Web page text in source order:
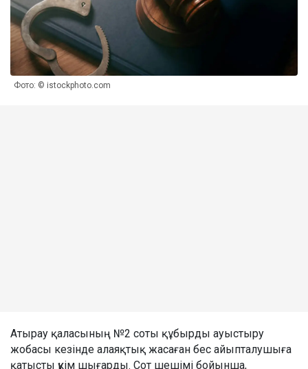
Фото: © istockphoto.com
Атырау қаласының №2 соты құбырды ауыстыру
жобасы кезінде алаяқтық жасаған бес айыпталушыға
қатысты үкім шығарды. Сот шешімі бойынша,